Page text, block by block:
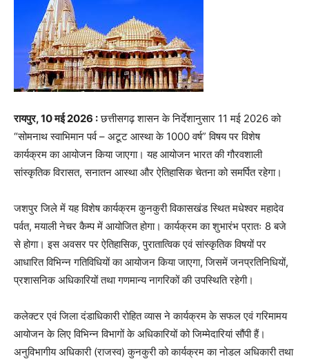
रायपुर, 10 मई 2026 :छत्तीसगढ़ शासन के निर्देशानुसार 11 मई 2026 को
“सोमनाथ स्वाभिमान पर्व – अटूट आस्था के 1000 वर्ष” विषय पर विशेष
कार्यक्रम का आयोजन किया जाएगा। यह आयोजन भारत की गौरवशाली
सांस्कृतिक विरासत, सनातन आस्था और ऐतिहासिक चेतना को समर्पित रहेगा।
जशपुर जिले में यह विशेष कार्यक्रम कुनकुरी विकासखंड स्थित मधेश्वर महादेव
पर्वत, मयाली नेचर कैम्प में आयोजित होगा। कार्यक्रम का शुभारंभ प्रातः 8 बजे
से होगा। इस अवसर पर ऐतिहासिक, पुरातात्विक एवं सांस्कृतिक विषयों पर
आधारित विभिन्न गतिविधियों का आयोजन किया जाएगा, जिसमें जनप्रतिनिधियों,
प्रशासनिक अधिकारियों तथा गणमान्य नागरिकों की उपस्थिति रहेगी।
कलेक्टर एवं जिला दंडाधिकारी रोहित व्यास ने कार्यक्रम के सफल एवं गरिमामय
आयोजन के लिए विभिन्न विभागों के अधिकारियों को जिम्मेदारियां सौंपी हैं।
अनुविभागीय अधिकारी (राजस्व) कुनकुरी को कार्यक्रम का नोडल अधिकारी तथा